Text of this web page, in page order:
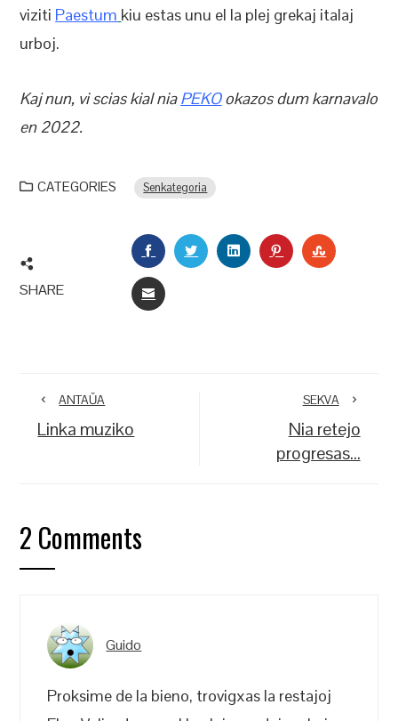
viziti Paestum kiu estas unu el la plej grekaj italaj
urboj.
Kaj nun, vi scias kial niaPEKOokazos dum karnavalo
en 2022.
CATEGORIES Senkategoria
SHARE
FACEBOOKTWITTERLINKEDINPINTEREST
EMAIL
ANTAŬA
Linka muziko
SEKVA
Nia retejo
progresas…
2 Comments
Guido
Proksime de la bieno, trovigxas la restajoj